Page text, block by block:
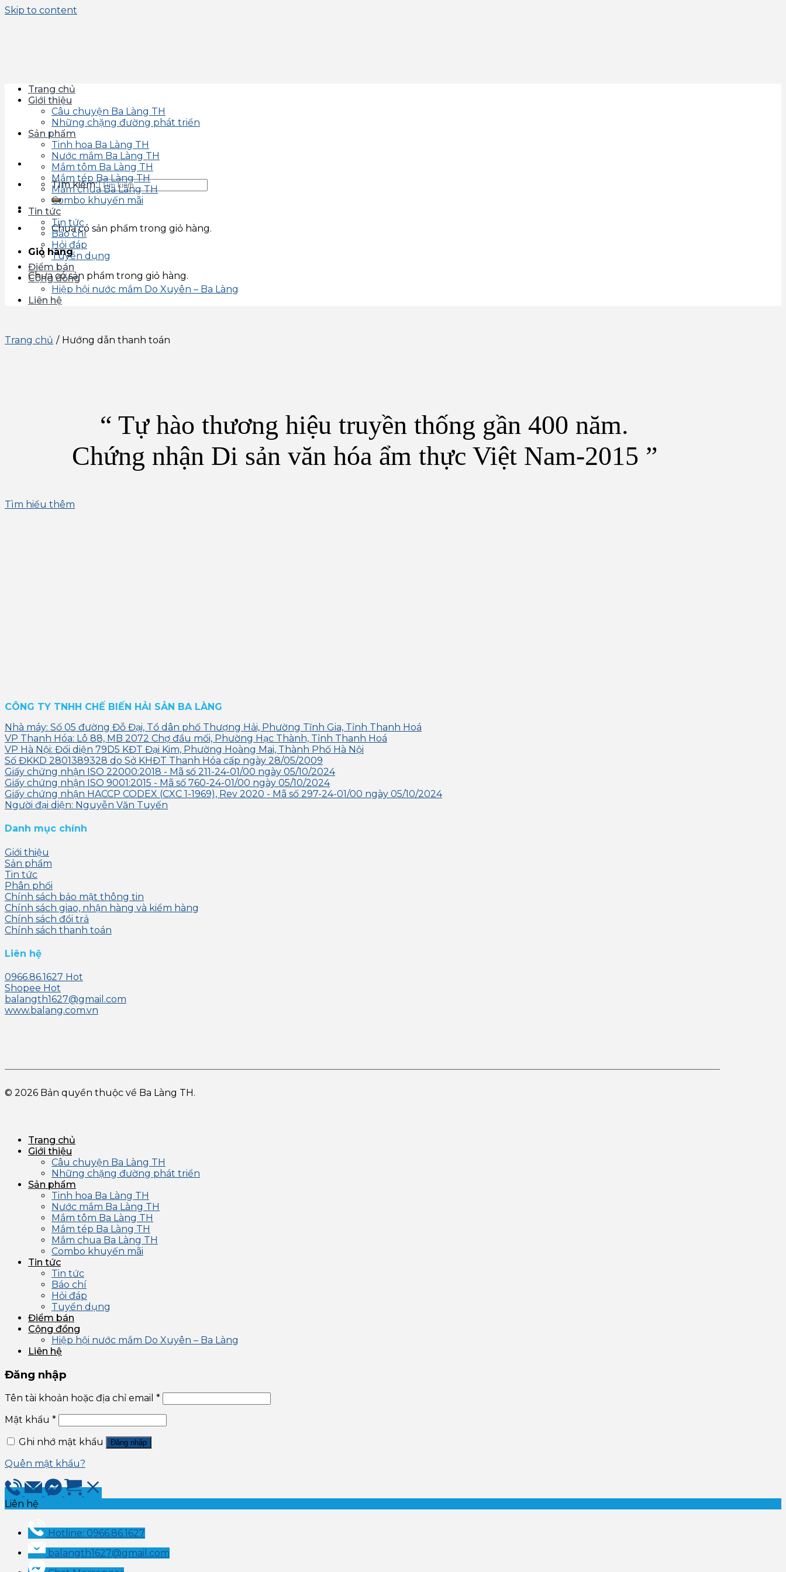
Skip to content
Tìm kiếm:
Chưa có sản phẩm trong giỏ hàng.
Giỏ hàng
Chưa có sản phẩm trong giỏ hàng.
Trang chủ
Giới thiệu
Câu chuyện Ba Làng TH
Những chặng đường phát triển
Sản phẩm
Tinh hoa Ba Làng TH
Nước mắm Ba Làng TH
Mắm tôm Ba Làng TH
Mắm tép Ba Làng TH
Mắm chua Ba Làng TH
Combo khuyến mãi
Tin tức
Tin tức
Báo chí
Hỏi đáp
Tuyển dụng
Điểm bán
Cộng đồng
Hiệp hội nước mắm Do Xuyên – Ba Làng
Liên hệ
Trang chủ / Hướng dẫn thanh toán
“ Tự hào thương hiệu truyền thống gần 400 năm.
Chứng nhận Di sản văn hóa ẩm thực Việt Nam-2015 ”
Tìm hiểu thêm
CÔNG TY TNHH CHẾ BIẾN HẢI SẢN BA LÀNG
Nhà máy: Số 05 đường Đỗ Đại, Tổ dân phố Thượng Hải, Phường Tĩnh Gia, Tỉnh Thanh Hoá
VP Thanh Hóa: Lô 88, MB 2072 Chợ đầu mối, Phường Hạc Thành, Tỉnh Thanh Hoá
VP Hà Nội: Đối diện 79D5 KĐT Đại Kim, Phường Hoàng Mai, Thành Phố Hà Nội
Số ĐKKD 2801389328 do Sở KHĐT Thanh Hóa cấp ngày 28/05/2009
Giấy chứng nhận ISO 22000:2018 - Mã số 211-24-01/00 ngày 05/10/2024
Giấy chứng nhận ISO 9001:2015 - Mã số 760-24-01/00 ngày 05/10/2024
Giấy chứng nhận HACCP CODEX (CXC 1-1969), Rev 2020 - Mã số 297-24-01/00 ngày 05/10/2024
Người đại diện: Nguyễn Văn Tuyến
Danh mục chính
Giới thiệu
Sản phẩm
Tin tức
Phân phối
Chính sách bảo mật thông tin
Chính sách giao, nhận hàng và kiểm hàng
Chính sách đổi trả
Chính sách thanh toán
Liên hệ
0966.86.1627
Shopee
balangth1627@gmail.com
www.balang.com.vn
© 2026 Bản quyền thuộc về Ba Làng TH.
Trang chủ
Giới thiệu
Câu chuyện Ba Làng TH
Những chặng đường phát triển
Sản phẩm
Tinh hoa Ba Làng TH
Nước mắm Ba Làng TH
Mắm tôm Ba Làng TH
Mắm tép Ba Làng TH
Mắm chua Ba Làng TH
Combo khuyến mãi
Tin tức
Tin tức
Báo chí
Hỏi đáp
Tuyển dụng
Điểm bán
Cộng đồng
Hiệp hội nước mắm Do Xuyên – Ba Làng
Liên hệ
Đăng nhập
Tên tài khoản hoặc địa chỉ email *
Mật khẩu *
Ghi nhớ mật khẩu
Đăng nhập
Quên mật khẩu?
Liên hệ
Hotline: 0966.86.1627
balangth1627@gmail.com